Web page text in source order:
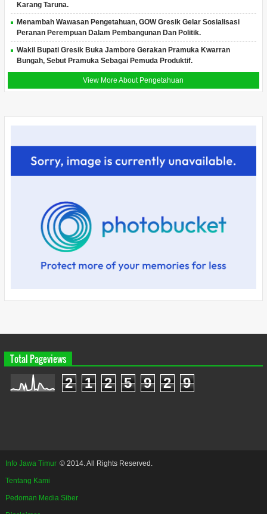
Karang Taruna.
Menambah Wawasan Pengetahuan, GOW Gresik Gelar Sosialisasi
Peranan Perempuan Dalam Pembangunan Dan Politik.
Wakil Bupati Gresik Buka Jambore Gerakan Pramuka Kwarran
Bungah, Sebut Pramuka Sebagai Pemuda Produktif.
View More About Pengetahuan
Total Pageviews
2 1 2 5 9 2 9
Info Jawa Timur © 2014. All Rights Reserved.
Tentang Kami
Pedoman Media Siber